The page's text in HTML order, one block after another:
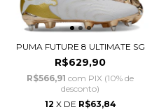
PUMA FUTURE 8 ULTIMATE SG
R$629,90
R$566,91 com PIX (10% de
desconto)
12 X DE R$63,84